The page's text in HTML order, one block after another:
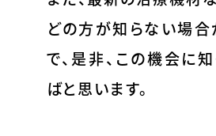
どの方が知らない場
で、是非、この機会に
ばと思います。